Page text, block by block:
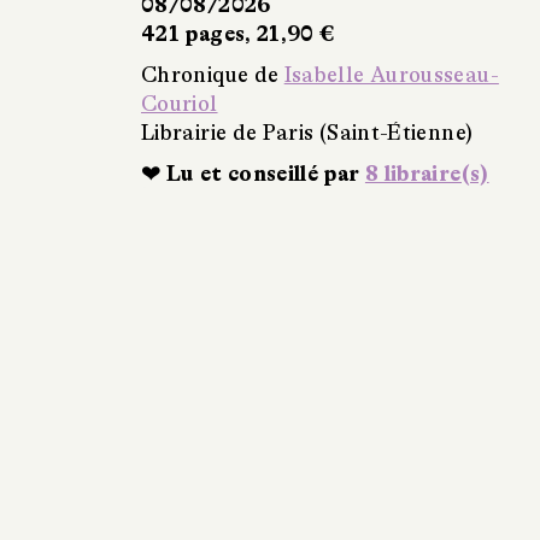
08/08/2026
421 pages, 21,90 €
Chronique de Isabelle Aurousseau-
Couriol
Librairie de Paris (Saint-Étienne)
❤ Lu et conseillé par 8 libraire(s)